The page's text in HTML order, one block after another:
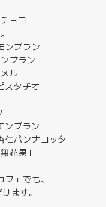
ョコ
ンブラン
ブラン
ル
スタチオ
ンブラン
仁パンナコッタ
花果」
ェでも、
ます。